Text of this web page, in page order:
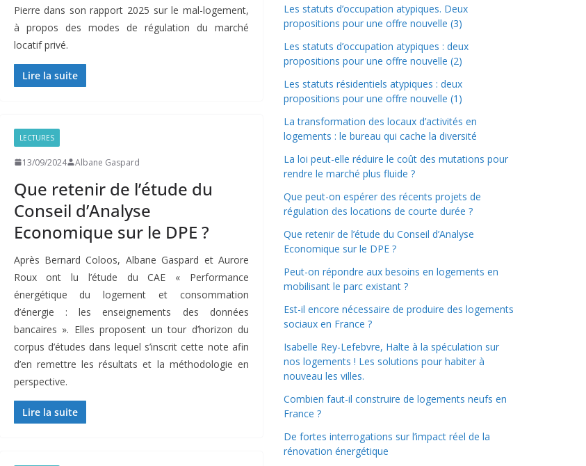
Pierre dans son rapport 2025 sur le mal-logement,
à propos des modes de régulation du marché
locatif privé.
Lire la suite
LECTURES
13/09/2024 Albane Gaspard
Que retenir de l’étude du
Conseil d’Analyse
Economique sur le DPE ?
Après Bernard Coloos, Albane Gaspard et Aurore
Roux ont lu l’étude du CAE « Performance
énergétique du logement et consommation
d’énergie : les enseignements des données
bancaires ». Elles proposent un tour d’horizon du
corpus d’études dans lequel s’inscrit cette note afin
d’en remettre les résultats et la méthodologie en
perspective.
Lire la suite
Les statuts d’occupation atypiques. Deux
propositions pour une offre nouvelle (3)
Les statuts d’occupation atypiques : deux
propositions pour une offre nouvelle (2)
Les statuts résidentiels atypiques : deux
propositions pour une offre nouvelle (1)
La transformation des locaux d’activités en
logements : le bureau qui cache la diversité
La loi peut-elle réduire le coût des mutations pour
rendre le marché plus fluide ?
Que peut-on espérer des récents projets de
régulation des locations de courte durée ?
Que retenir de l’étude du Conseil d’Analyse
Economique sur le DPE ?
Peut-on répondre aux besoins en logements en
mobilisant le parc existant ?
Est-il encore nécessaire de produire des logements
sociaux en France ?
Isabelle Rey-Lefebvre, Halte à la spéculation sur
nos logements ! Les solutions pour habiter à
nouveau les villes.
Combien faut-il construire de logements neufs en
France ?
De fortes interrogations sur l’impact réel de la
rénovation énergétique